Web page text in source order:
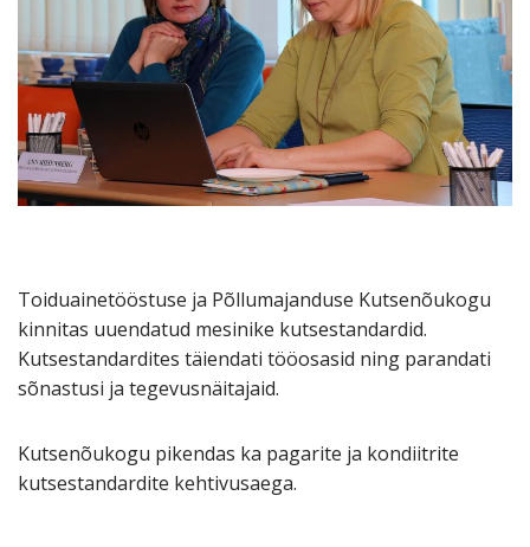
Toiduainetööstuse ja Põllumajanduse Kutsenõukogu
kinnitas uuendatud mesinike kutsestandardid.
Kutsestandardites täiendati tööosasid ning parandati
sõnastusi ja tegevusnäitajaid.
Kutsenõukogu pikendas ka pagarite ja kondiitrite
kutsestandardite kehtivusaega.